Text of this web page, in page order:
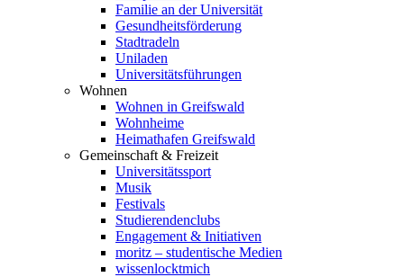
Familie an der Universität
Gesundheitsförderung
Stadtradeln
Uniladen
Universitätsführungen
Wohnen
Wohnen in Greifswald
Wohnheime
Heimathafen Greifswald
Gemeinschaft & Freizeit
Universitätssport
Musik
Festivals
Studierendenclubs
Engagement & Initiativen
moritz – studentische Medien
wissenlocktmich